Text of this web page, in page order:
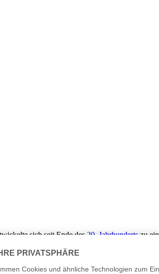
sich seit Ende des 20. Jahrhunderts zu